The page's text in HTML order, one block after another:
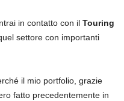
in contatto con il Touring
settore con importanti
il mio portfolio, grazie
fatto precedentemente in